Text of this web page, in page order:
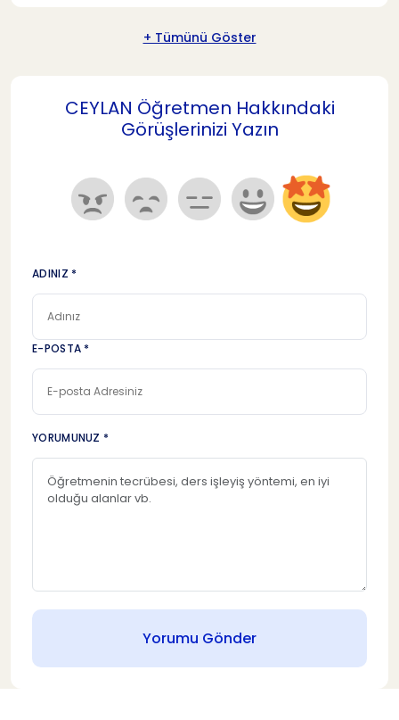
+ Tümünü Göster
CEYLAN Öğretmen Hakkındaki
Görüşlerinizi Yazın
ADINIZ *
E-POSTA *
YORUMUNUZ *
Yorumu Gönder